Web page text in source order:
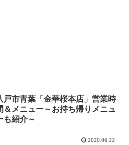
戸市青葉「金華桜本店」営業時
＆メニュー～お持ち帰りメニュ
も紹介～
2020.06.22